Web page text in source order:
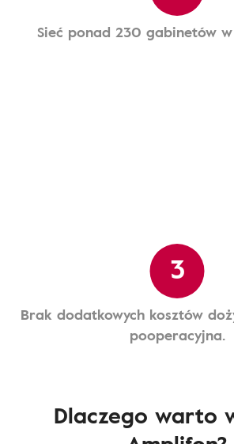
Sieć ponad 230 gabinetów w
3
Brak dodatkowych kosztów
pooperacyjna.
Dlaczego warto